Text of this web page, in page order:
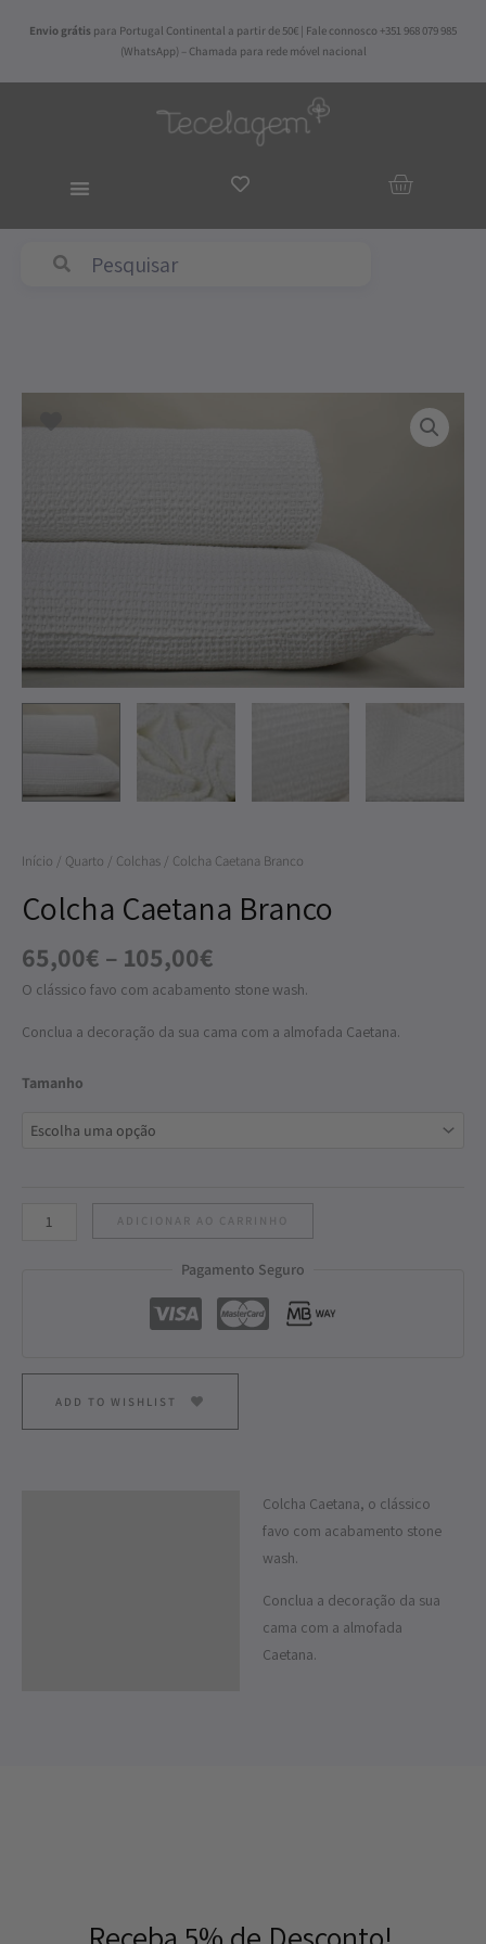
Envio grátis para Portugal Continental a partir de 50€ | Fale connosco +351 968 079 985
(WhatsApp) – Chamada para rede móvel nacional
AO
Início / Quarto / Colchas / Colcha Caetana Branco
Colcha Caetana Branco
65,00€ – 105,00€
105,00€
O clássico favo com acabamento stone wash.
Conclua a decoração da sua cama com a almofada Caetana.
Tamanho
de
ADICIONAR AO CARRINHO
Pagamento Seguro
ADD TO WISHLIST
Colcha Caetana, o clássico
favo com acabamento stone
wash.
Conclua a decoração da sua
cama com a almofada
Caetana.